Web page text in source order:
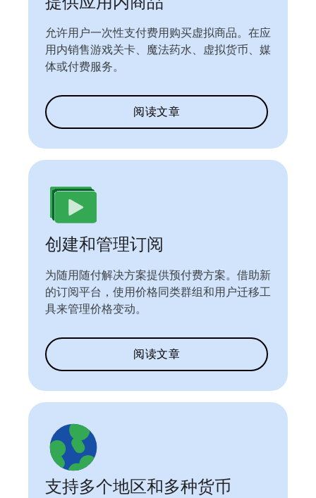
允许用户一次性支付费用购买虚拟商品。在应
用内销售游戏关卡、魔法药水、虚拟货币、媒
体或付费服务。
阅读文章
创建和管理订阅
为随用随付解决方案提供预付费方案。借助新
的订阅平台，使用价格同类群组和用户迁移工
具来管理价格变动。
阅读文章
支持多个地区和多种货币